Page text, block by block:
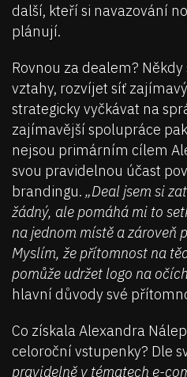
další, kteří si navazování
plánují.
Rovnou za dealem?
vztahy, rozvíjet síť
strategicky vyčkávat na
zajímavější spolupráce
nejsou primárním cílem
svou pravidelnou účast
brandingu. „Deal jsem si
žádný, ale pomáhá mi to
na jednom místě a zároveň
Myslím, že přítomnost na
pomůže udržet logo na
hlavní důvody své
Co získala Alexandra
celoroční vstupenky? Dle
pravidelně v tématech e-